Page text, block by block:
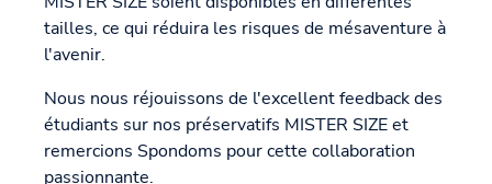
tailles, ce qui réduira les risques de mésaventure à
l'avenir.
Nous nous réjouissons de l'excellent feedback des
étudiants sur nos préservatifs MISTER SIZE et
remercions Spondoms pour cette collaboration
passionnante.